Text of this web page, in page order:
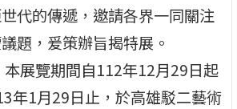
代的傳遞，邀請各界一同關注
題，爰策辦旨揭特展。
本展覽期間自112年12月29日起
年1月29日止，於高雄駁二藝術